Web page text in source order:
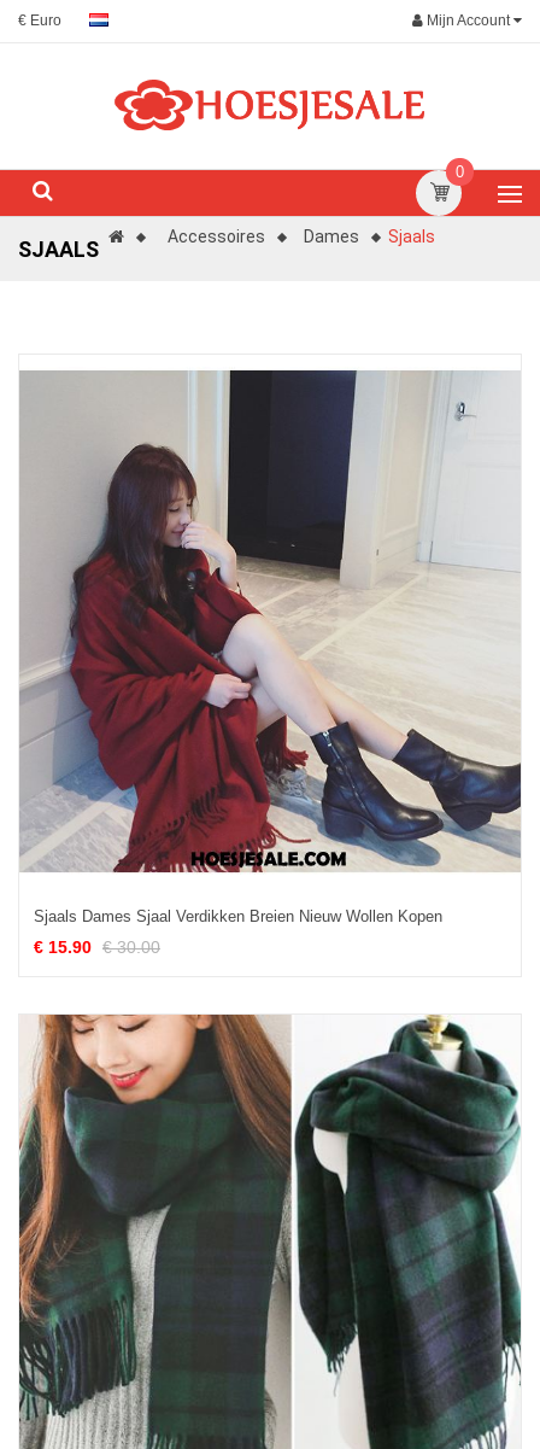
€ Euro Mijn Account
0
SJAALS Accessoires Dames Sjaals
Sjaals Dames Sjaal Verdikken Breien Nieuw Wollen Kopen
€ 15.90 € 30.00